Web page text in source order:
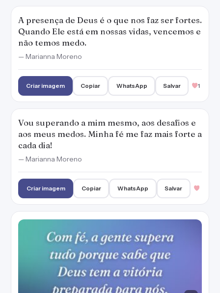
A presença de Deus é o que nos faz ser fortes.
Quando Ele está em nossas vidas, vencemos e
não temos medo.
— Marianna Moreno
Criar imagem Copiar WhatsApp Salvar 1
Vou superando a mim mesmo, aos desafios e
aos meus medos. Minha fé me faz mais forte a
cada dia!
— Marianna Moreno
Criar imagem Copiar WhatsApp Salvar